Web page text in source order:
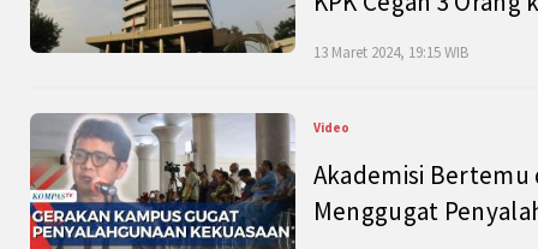
13 Maret 2024, 19:15 WIB
Video
Akademisi Bertemu
Menggugat